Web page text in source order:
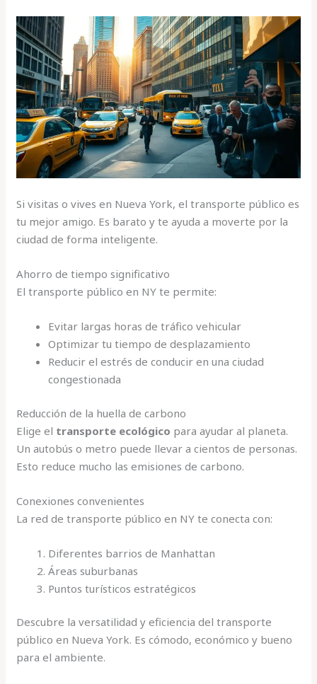
Si visitas o vives en Nueva York, el transporte público es
tu mejor amigo. Es barato y te ayuda a moverte por la
ciudad de forma inteligente.
Ahorro de tiempo significativo
El transporte público en NY te permite:
Evitar largas horas de tráfico vehicular
Optimizar tu tiempo de desplazamiento
Reducir el estrés de conducir en una ciudad
congestionada
Reducción de la huella de carbono
Elige el transporte ecológico para ayudar al planeta.
Un autobús o metro puede llevar a cientos de personas.
Esto reduce mucho las emisiones de carbono.
Conexiones convenientes
La red de transporte público en NY te conecta con:
Diferentes barrios de Manhattan
Áreas suburbanas
Puntos turísticos estratégicos
Descubre la versatilidad y eficiencia del transporte
público en Nueva York. Es cómodo, económico y bueno
para el ambiente.